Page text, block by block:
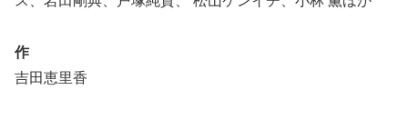
作
吉田恵里香